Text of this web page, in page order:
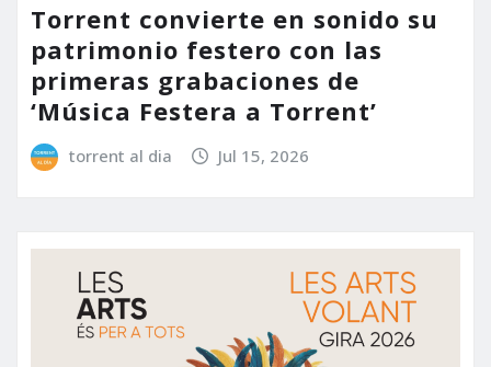
Torrent convierte en sonido su
patrimonio festero con las
primeras grabaciones de
‘Música Festera a Torrent’
torrent al dia Jul 15, 2026